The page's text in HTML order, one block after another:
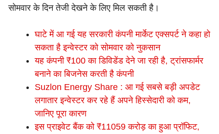
सोमवार के दिन तेजी देखने के लिए मिल सकती है।
घाटे में आ गई यह सरकारी कंपनी मार्केट एक्सपर्ट ने कहा हो
सकता है इन्वेस्टर को सोमवार को नुकसान
यह कंपनी ₹100 का डिविडेंड देने जा रही है, ट्रांसफार्मर
बनाने का बिजनेस करती है कंपनी
Suzlon Energy Share : आ गई सबसे बड़ी अपडेट
लगातार इन्वेस्टर कर रहे हैं अपने हिस्सेदारी को कम,
जानिए पूरा कारण
इस प्राइवेट बैंक को ₹11059 करोड़ का हुआ प्रॉफिट,